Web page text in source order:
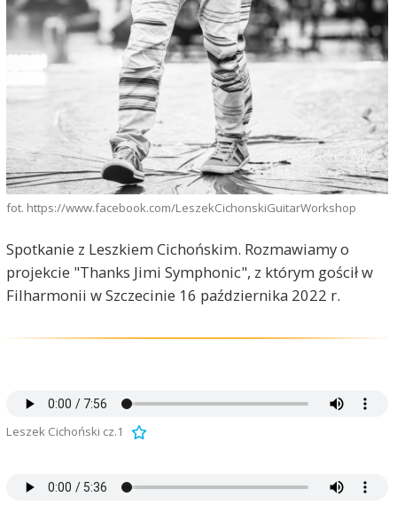
fot. https://www.facebook.com/LeszekCichonskiGuitarWorkshop
Spotkanie z Leszkiem Cichońskim. Rozmawiamy o
projekcie "Thanks Jimi Symphonic", z którym gościł w
Filharmonii w Szczecinie 16 października 2022 r.
Leszek Cichoński cz.1